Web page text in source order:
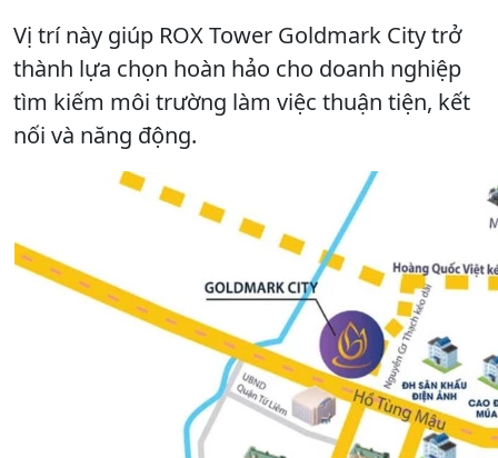
Vị trí này giúp ROX Tower Goldmark City trở
thành lựa chọn hoàn hảo cho doanh nghiệp
tìm kiếm môi trường làm việc thuận tiện, kết
nối và năng động.